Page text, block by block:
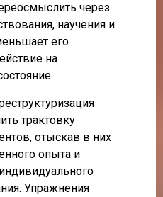
через
научения и
его
на
трактовку
отыскав в них
опыта и
Упражнения